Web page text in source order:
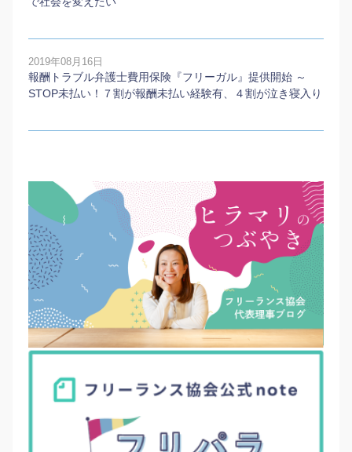
2019年08月16日
報酬トラブル弁護士費用保険『フリーガル』提供開始 ～
STOP未払い！７割が報酬未払い経験有、４割が泣き寝入り